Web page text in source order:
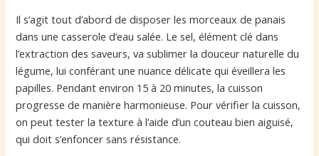
Il s’agit tout d’abord de disposer les morceaux de panais
dans une casserole d’eau salée. Le sel, élément clé dans
l’extraction des saveurs, va sublimer la douceur naturelle du
légume, lui conférant une nuance délicate qui éveillera les
papilles. Pendant environ 15 à 20 minutes, la cuisson
progresse de manière harmonieuse. Pour vérifier la cuisson,
on peut tester la texture à l’aide d’un couteau bien aiguisé,
qui doit s’enfoncer sans résistance.